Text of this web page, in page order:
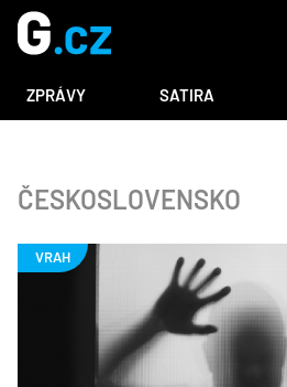
ZPRÁVY SATIRA
ČESKOSLOVENSKO